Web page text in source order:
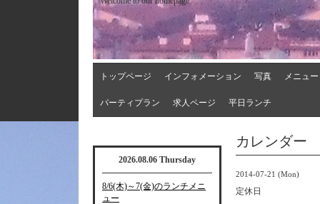
トップページ インフォメーション 写真 メニュー
パーティプラン 求人ページ 平日ランチ
カレンダー
2014-07-21 (Mon)
定休日
2026.08.06 Thursday
8/6(木)～7(金)のランチメニ
ュー